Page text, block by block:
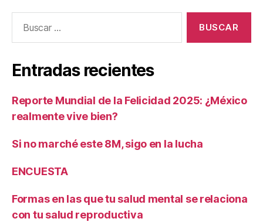
Entradas recientes
Reporte Mundial de la Felicidad 2025: ¿México
realmente vive bien?
Si no marché este 8M, sigo en la lucha
ENCUESTA
Formas en las que tu salud mental se relaciona
con tu salud reproductiva